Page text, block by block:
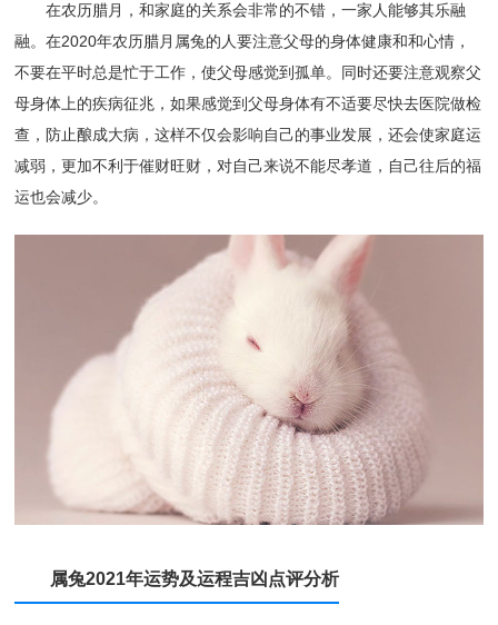
在农历腊月，和家庭的关系会非常的不错，一家人能够其乐融
融。在2020年农历腊月属兔的人要注意父母的身体健康和和心情，
不要在平时总是忙于工作，使父母感觉到孤单。同时还要注意观察父
母身体上的疾病征兆，如果感觉到父母身体有不适要尽快去医院做检
查，防止酿成大病，这样不仅会影响自己的事业发展，还会使家庭运
减弱，更加不利于催财旺财，对自己来说不能尽孝道，自己往后的福
运也会减少。
属兔2021年运势及运程吉凶点评分析